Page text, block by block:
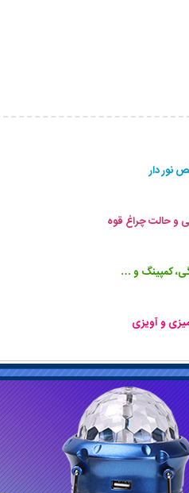
نور دار
و حالت چراغ قوه
کمپینگ و …
و آویزی